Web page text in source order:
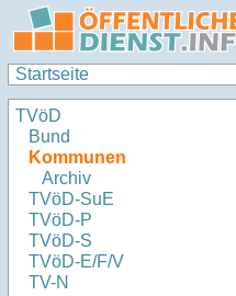
Startseite
TVöD
Bund
Kommunen
Archiv
TVöD-SuE
TVöD-P
TVöD-S
TVöD-E/F/V
TV-N